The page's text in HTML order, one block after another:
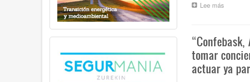
Lee mássobre
alianza
Adegi,
HETEL
y
Txorierri
“Confebask,
tomar
actuar ya